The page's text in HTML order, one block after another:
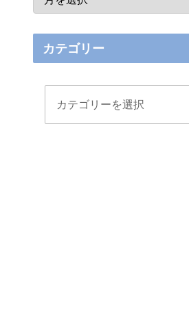
カテゴリー